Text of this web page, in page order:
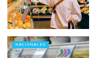
NACIONALES